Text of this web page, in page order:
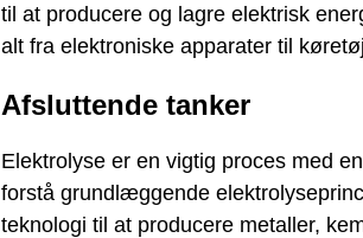
til at producere og lagre elektrisk
alt fra elektroniske apparater til
Afsluttende tanker
Elektrolyse er en vigtig proces med
forstå grundlæggende
teknologi til at producere metaller,